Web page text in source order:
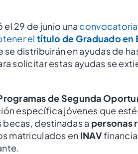
29 de junio una
eltítulo de Graduado en
se distribuirán en ayudas de
solicitar estas ayudas se
de Segunda
específica jóvenes que
becas, destinadas a personas
matriculados en INAV